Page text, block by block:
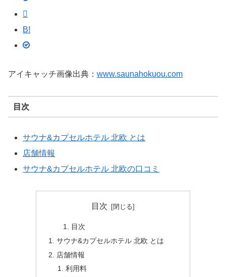
B!
アイキャッチ画像出典： www.saunahokuou.com
目次
サウナ&カプセルホテル 北欧 とは
店舗情報
サウナ&カプセルホテル 北欧の口コミ
目次
目次
サウナ&カプセルホテル 北欧 とは
店舗情報
利用料